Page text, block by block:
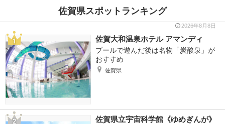
佐賀県スポットランキング
2026年8月8日
佐賀大和温泉ホテル アマンディ
プールで遊んだ後は名物「炭酸泉」が
おすすめ
佐賀県
佐賀県立宇宙科学館《ゆめぎんが》